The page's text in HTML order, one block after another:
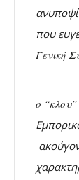
που
Γενική
ο